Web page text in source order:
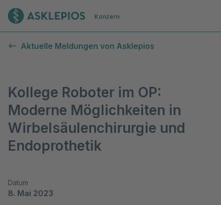
Zur Startseite
Konzern
Aktuelle Meldungen von Asklepios
Kollege Roboter im OP:
Moderne Möglichkeiten in
Wirbelsäulenchirurgie und
Endoprothetik
Datum
8. Mai 2023